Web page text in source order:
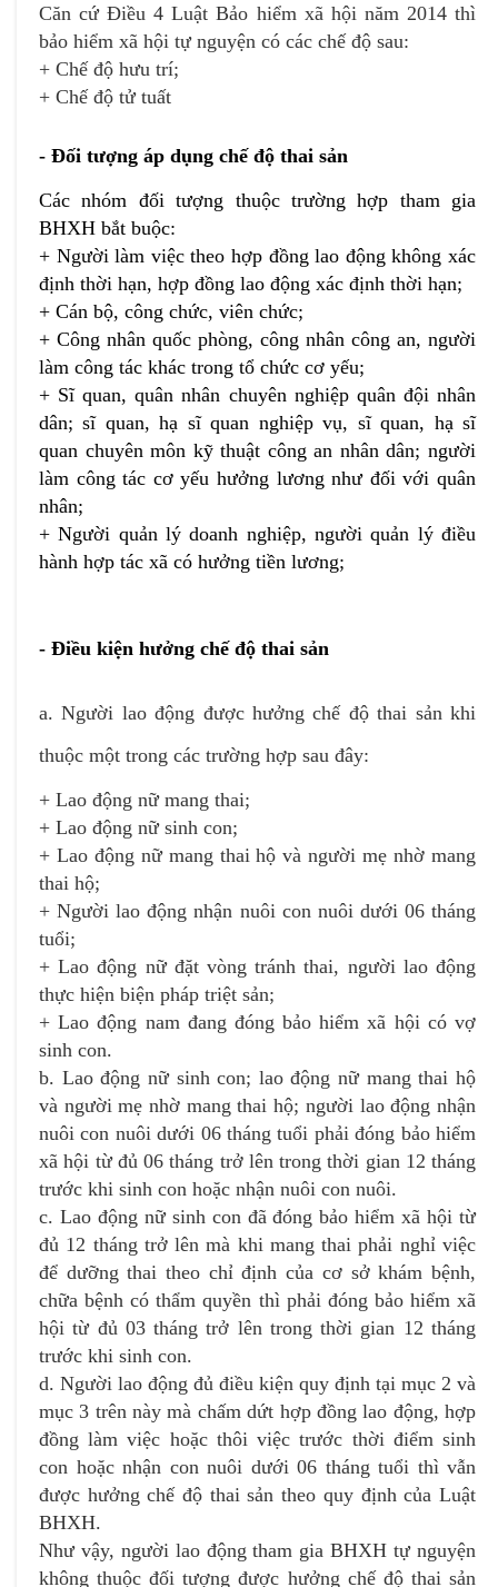
Căn cứ Điều 4 Luật Bảo hiểm xã hội năm 2014 thì
bảo hiểm xã hội tự nguyện có các chế độ sau:
+ Chế độ hưu trí;
+ Chế độ tử tuất
- Đối tượng áp dụng chế độ thai sản
Các nhóm đối tượng thuộc trường hợp tham gia
BHXH bắt buộc:
+ Người làm việc theo hợp đồng lao động không xác
định thời hạn, hợp đồng lao động xác định thời hạn;
+ Cán bộ, công chức, viên chức;
+ Công nhân quốc phòng, công nhân công an, người
làm công tác khác trong tổ chức cơ yếu;
+ Sĩ quan, quân nhân chuyên nghiệp quân đội nhân
dân; sĩ quan, hạ sĩ quan nghiệp vụ, sĩ quan, hạ sĩ
quan chuyên môn kỹ thuật công an nhân dân; người
làm công tác cơ yếu hưởng lương như đối với quân
nhân;
+ Người quản lý doanh nghiệp, người quản lý điều
hành hợp tác xã có hưởng tiền lương;
- Điều kiện hưởng chế độ thai sản
a. Người lao động được hưởng chế độ thai sản khi
thuộc một trong các trường hợp sau đây:
+ Lao động nữ mang thai;
+ Lao động nữ sinh con;
+ Lao động nữ mang thai hộ và người mẹ nhờ mang
thai hộ;
+ Người lao động nhận nuôi con nuôi dưới 06 tháng
tuổi;
+ Lao động nữ đặt vòng tránh thai, người lao động
thực hiện biện pháp triệt sản;
+ Lao động nam đang đóng bảo hiểm xã hội có vợ
sinh con.
b. Lao động nữ sinh con; lao động nữ mang thai hộ
và người mẹ nhờ mang thai hộ; người lao động nhận
nuôi con nuôi dưới 06 tháng tuổi phải đóng bảo hiểm
xã hội từ đủ 06 tháng trở lên trong thời gian 12 tháng
trước khi sinh con hoặc nhận nuôi con nuôi.
c. Lao động nữ sinh con đã đóng bảo hiểm xã hội từ
đủ 12 tháng trở lên mà khi mang thai phải nghỉ việc
để dưỡng thai theo chỉ định của cơ sở khám bệnh,
chữa bệnh có thẩm quyền thì phải đóng bảo hiểm xã
hội từ đủ 03 tháng trở lên trong thời gian 12 tháng
trước khi sinh con.
d. Người lao động đủ điều kiện quy định tại mục 2 và
mục 3 trên này mà chấm dứt hợp đồng lao động, hợp
đồng làm việc hoặc thôi việc trước thời điểm sinh
con hoặc nhận con nuôi dưới 06 tháng tuổi thì vẫn
được hưởng chế độ thai sản theo quy định của Luật
BHXH.
Như vậy, người lao động tham gia BHXH tự nguyện
không thuộc đối tượng được hưởng chế độ thai sản
liệu cá nhân
Tôi đã đọc và xác nhậnChính sách bảo vệ dữ liệu cá
nhân